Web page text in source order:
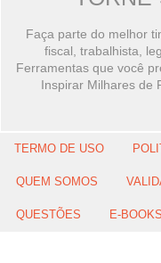
Faça parte do melhor
fiscal, trabalhista,
Ferramentas que você
Inspirar Milhares de
TERMO DE USO
QUEM SOMOS
QUESTÕES E-BOOKS